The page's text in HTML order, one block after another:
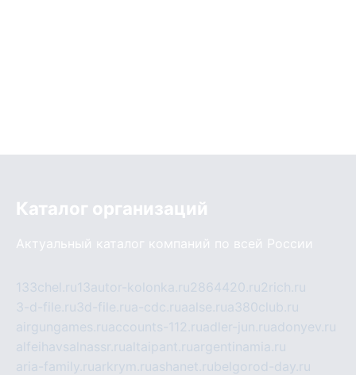
Каталог организаций
Актуальный каталог компаний по всей России
133chel.ru13autor-kolonka.ru2864420.ru2rich.ru
3-d-file.ru3d-file.rua-cdc.ruaalse.rua380club.ru
airgungames.ruaccounts-112.ruadler-jun.ruadonyev.ru
alfeihavsalnassr.rualtaipant.ruargentinamia.ru
aria-family.ruarkrym.ruashanet.rubelgorod-day.ru